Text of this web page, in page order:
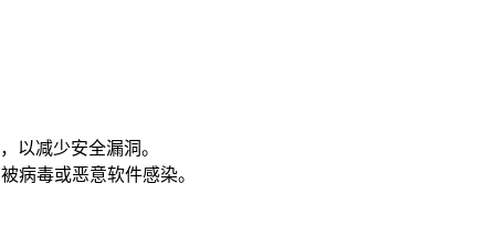
以减少安全漏洞。
病毒或恶意软件感染。